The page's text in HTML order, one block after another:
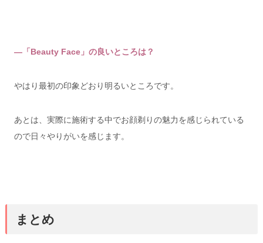
―「Beauty Face」の良いところは？
やはり最初の印象どおり明るいところです。
あとは、実際に施術する中でお顔剃りの魅力を感じられている
ので日々やりがいを感じます。
まとめ